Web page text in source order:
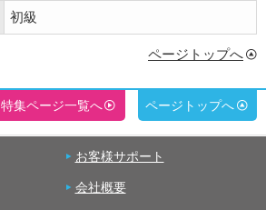
初級
ページトップへ
特集ページ一覧へ ページトップへ
お客様サポート
会社概要